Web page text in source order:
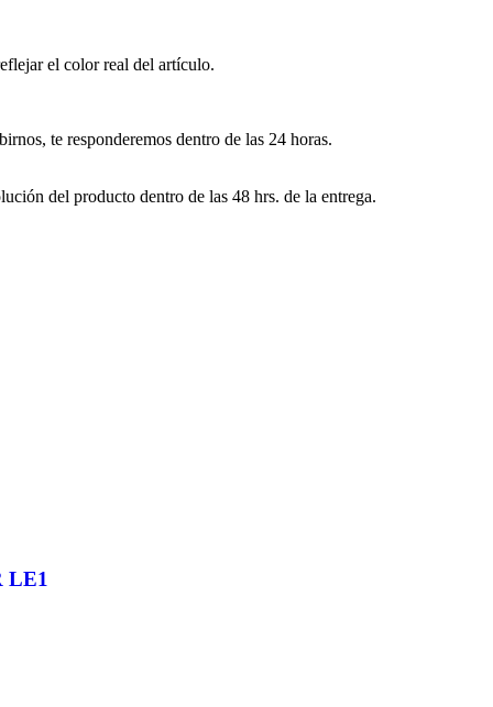
el color real del artículo.
te responderemos dentro de las 24 horas.
del producto dentro de las 48 hrs. de la entrega.
LE1